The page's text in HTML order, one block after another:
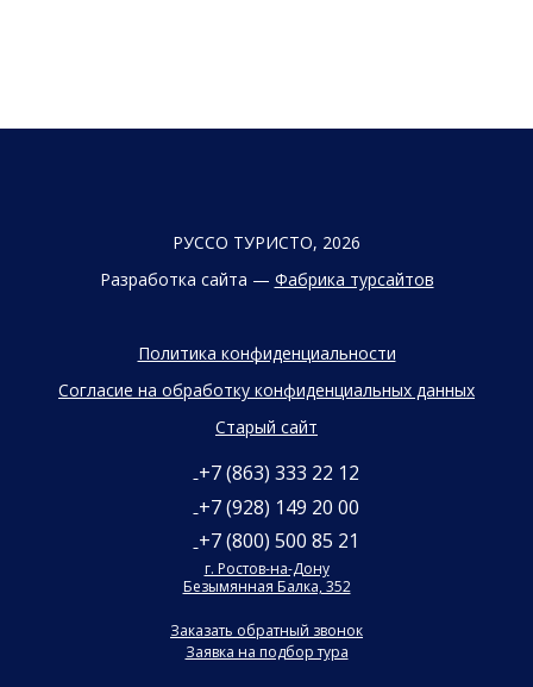
РУССО ТУРИСТО, 2026
Разработка сайта — Фабрика турсайтов
Политика конфиденциальности
Согласие на обработку конфиденциальных данных
Старый сайт
+7 (863) 333 22 12
+7 (928) 149 20 00
+7 (800) 500 85 21
г. Ростов-на-Дону
Безымянная Балка, 352
Заказать обратный звонок
Заявка на подбор тура